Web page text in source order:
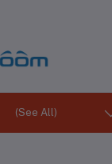
(See All)